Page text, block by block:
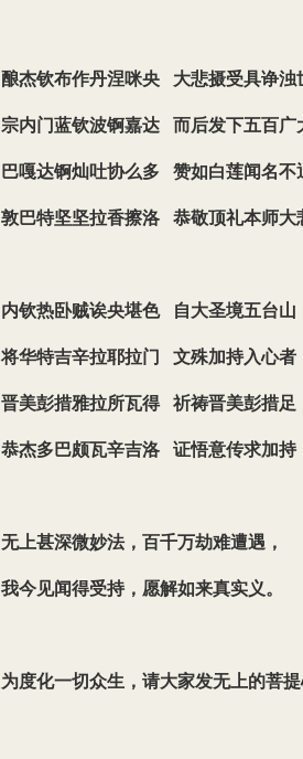
酿杰钦布作丹涅咪央 大悲摄受具诤浊
宗内门蓝钦波锕嘉达 而后发下五百广
巴嘎达锕灿吐协么多 赞如白莲闻名不
敦巴特坚坚拉香擦洛 恭敬顶礼本师大
内钦热卧贼诶央堪色 自大圣境五台山
将华特吉辛拉耶拉门 文殊加持入心者
晋美彭措雅拉所瓦得 祈祷晋美彭措足
恭杰多巴颇瓦辛吉洛 证悟意传求加持
无上甚深微妙法，百千万劫难遭遇，
我今见闻得受持，愿解如来真实义。
为度化一切众生，请大家发无上的菩